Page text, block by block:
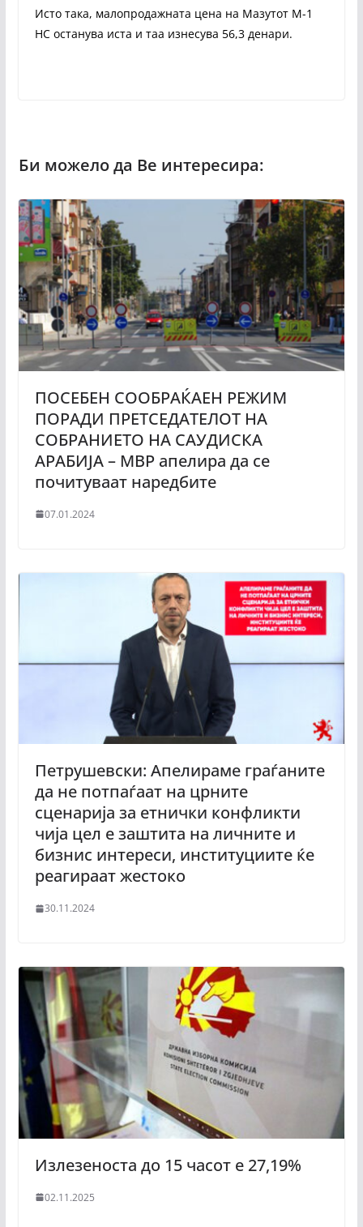
Исто така, малопродажната цена на Мазутот М-1
НС останува иста и таа изнесува 56,3 денари.
ПОСЕБЕН СООБРАЌАЕН РЕЖИМ
ПОРАДИ ПРЕТСЕДАТЕЛОТ НА
СОБРАНИЕТО НА САУДИСКА
АРАБИЈА – МВР апелира да се
почитуваат наредбите
07.01.2024
Петрушевски: Апелираме граѓаните
да не потпаѓаат на црните
сценарија за етнички конфликти
чија цел е заштита на личните и
бизнис интереси, институциите ќe
реагираат жестоко
30.11.2024
Излезеноста до 15 часот е 27,19%
02.11.2025